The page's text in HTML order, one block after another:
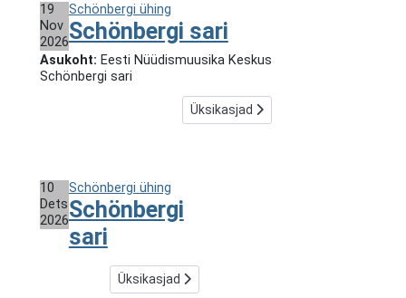
19
Nov
2026
Schönbergi ühing
Schönbergi sari
Asukoht: Eesti Nüüdismuusika Keskus
Schönbergi sari
Üksikasjad
10
Dets
2026
Schönbergi ühing
Schönbergi
sari
Üksikasjad